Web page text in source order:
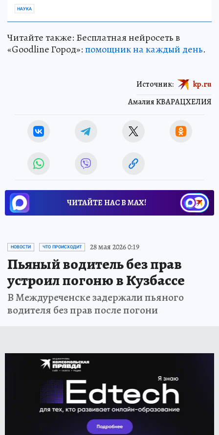
НАУКА
Читайте также: Бесплатная нейросеть в
«Goodline Город»:помощник на каждый день.
Амалия КВАРАЦХЕЛИЯ
Источник: kp.ru
ЧИТАЙТЕ НАС В МАХ!
НОВОСТИ ЧТО ПРОИСХОДИТ 28 мая 2026 0:19
Пьяный водитель без прав
устроил погоню в Кузбассе
В Междуреченске задержали пьяного
водителя без прав после погони